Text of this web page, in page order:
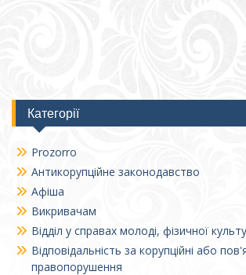
Категорії
Prozorro
Антикорупційне законодавство
Афіша
Викривачам
Відділ у справах молоді, фізичної
Відповідальність за корупційні або
правопорушення